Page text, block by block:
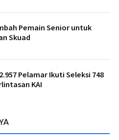
Pemain Senior untuk
Skuad
Pelamar Ikuti Seleksi 748
KAI